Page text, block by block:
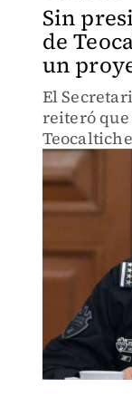
Sin
de
un
El
reiteró que